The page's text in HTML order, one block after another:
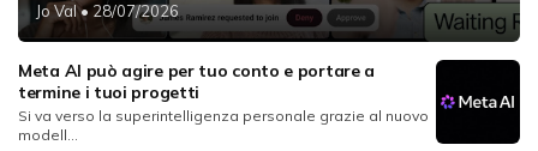
Jo Val• 28/07/2026
Meta AI può agire per tuo conto e portare a
termine i tuoi progetti
Si va verso la superintelligenza personale grazie al nuovo
modell...